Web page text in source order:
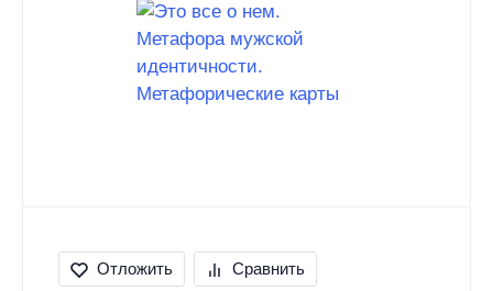
Отложить Сравнить